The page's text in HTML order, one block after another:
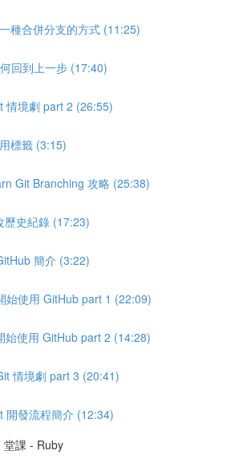
種合併分支的方式 (11:25)
回到上一步 (17:40)
情境劇 part 2 (26:55)
標籤 (3:15)
Git Branching 攻略 (25:38)
歷史紀錄 (17:23)
簡介 (3:22)
始使用 GitHub part 1 (22:09)
始使用 GitHub part 2 (14:28)
情境劇 part 3 (20:41)
開發流程簡介 (12:34)
堂課 - Ruby